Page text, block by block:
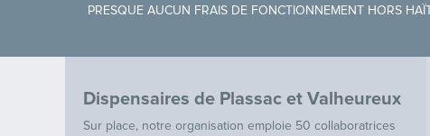
PRESQUE AUCUN FRAIS DE FONCTIONNEMENT HORS
Dispensaires de Plassac et Valheureux
Sur place, notre organisation emploie 50 collaboratrices